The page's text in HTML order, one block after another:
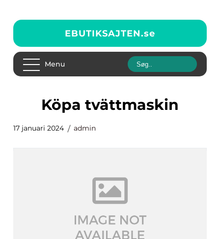
EBUTIKSAJTEN.se
Menu
köpa tvättmaskin
17 januari 2024 admin